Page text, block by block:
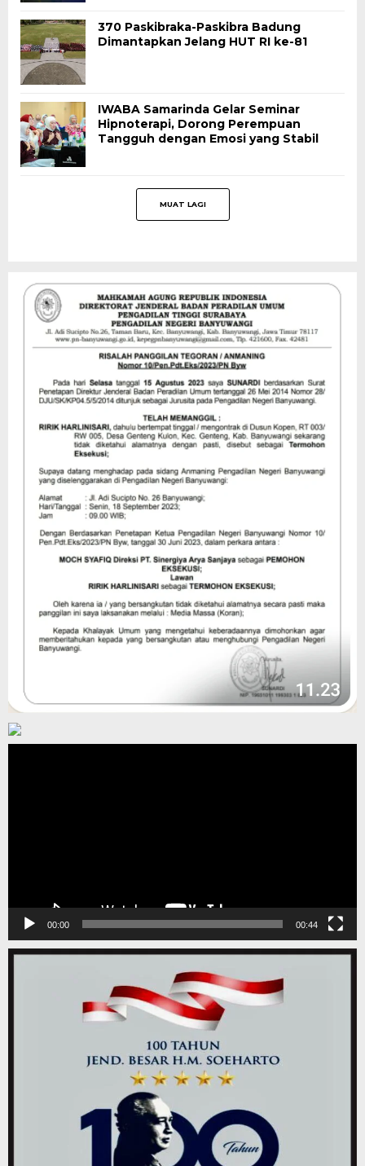
370 Paskibraka-Paskibra Badung
Dimantapkan Jelang HUT RI ke-81
IWABA Samarinda Gelar Seminar
Hipnoterapi, Dorong Perempuan
Tangguh dengan Emosi yang Stabil
00:00 00:44